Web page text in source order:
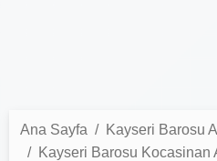
Ana Sayfa
Kayseri Barosu
Kayseri Barosu Kocasinan